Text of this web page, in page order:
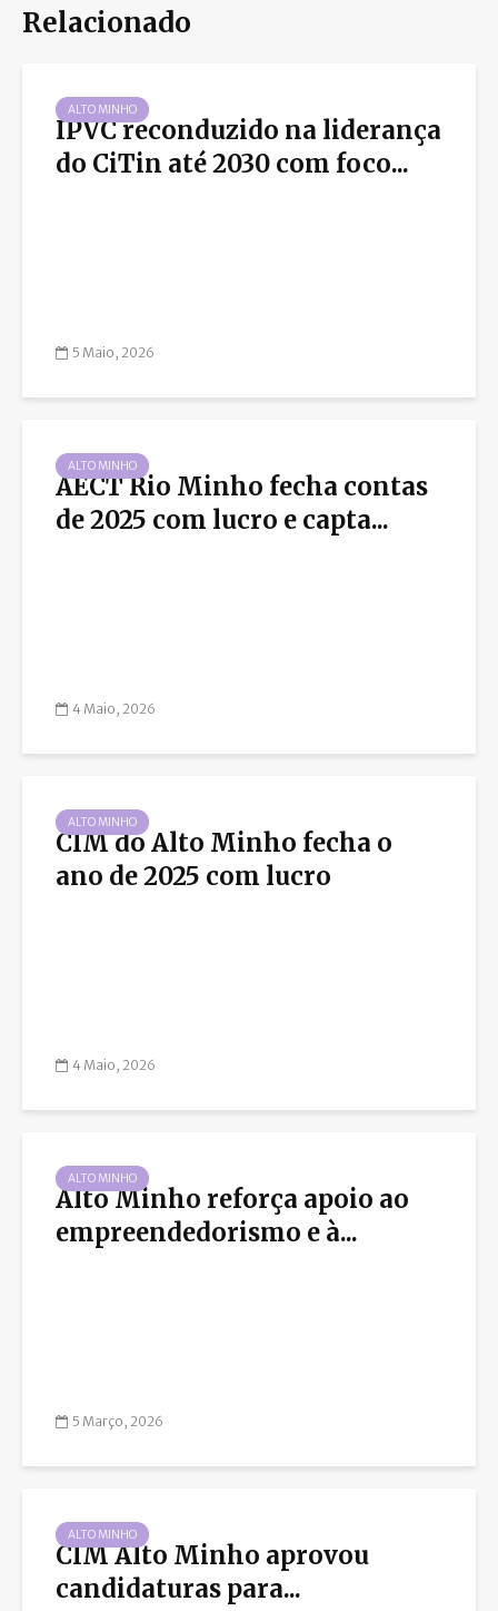
Relacionado
ALTO MINHO
IPVC reconduzido na liderança
do CiTin até 2030 com foco...
5 Maio, 2026
ALTO MINHO
AECT Rio Minho fecha contas
de 2025 com lucro e capta...
4 Maio, 2026
ALTO MINHO
CIM do Alto Minho fecha o
ano de 2025 com lucro
4 Maio, 2026
ALTO MINHO
Alto Minho reforça apoio ao
empreendedorismo e à...
5 Março, 2026
ALTO MINHO
CIM Alto Minho aprovou
candidaturas para...